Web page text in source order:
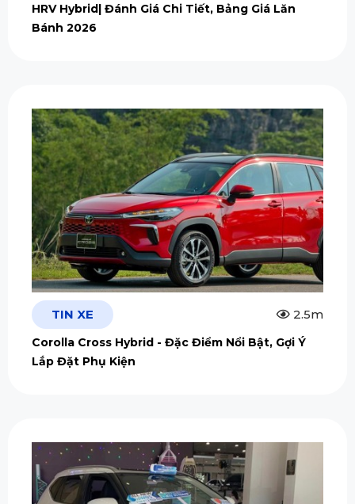
HRV Hybrid| Đánh Giá Chi Tiết, Bảng Giá Lăn
Bánh 2026
TIN XE 2.5m
Corolla Cross Hybrid - Đặc Điểm Nổi Bật, Gợi Ý
Lắp Đặt Phụ Kiện